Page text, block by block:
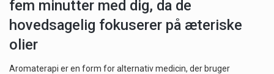
fem minutter med dig, da de
hovedsagelig fokuserer på æteriske
olier
Aromaterapi er en form for alternativ medicin, der bruger